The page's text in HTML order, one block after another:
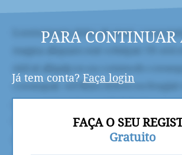
PARA CONTINUAR
Já tem conta? Faça login
FAÇA O SEU
Gratuito